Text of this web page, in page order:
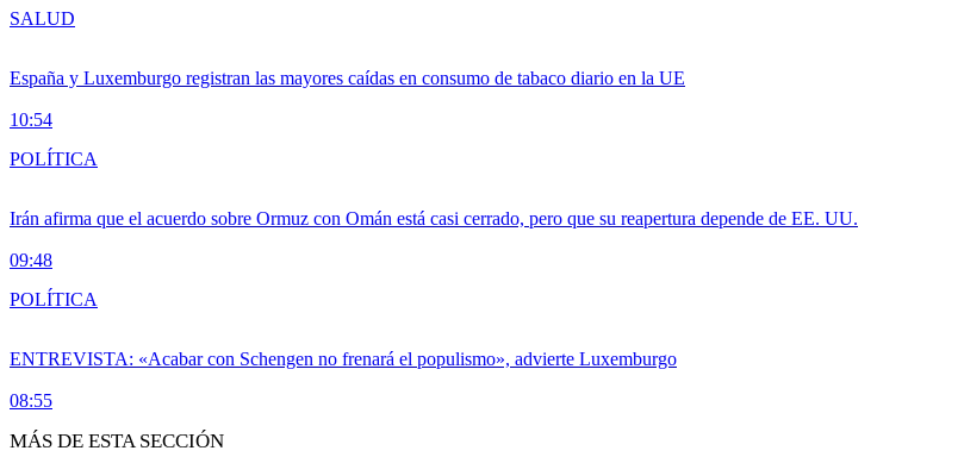
España y Luxemburgo registran las mayores caídas en consumo de tabaco diario en la UE
10:54
SALUD
Irán afirma que el acuerdo sobre Ormuz con Omán está casi cerrado, pero que su reapertura depende de EE. UU.
09:48
POLÍTICA
ENTREVISTA: «Acabar con Schengen no frenará el populismo», advierte Luxemburgo
08:55
POLÍTICA
MÁS DE ESTA SECCIÓN